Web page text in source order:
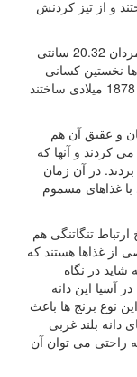
و از تیز کردنش
در ژاپن طول چاپستیک های ساخته شده برای مردان 20.32 سانتی
و ژاپنی ها نخستین کسانی
بودند که انواع قابل تفکیک این ابزار را در سال 1878 میلادی ساختند
و عقیق آن هم
کردند و آنها که
در آن زمان
غذاهای مسموم
تنگاتنگی هم
از غذاها هستند که
شاید در نگاه
آسیا این دانه
نوع برنج ها باعث
بلند غربی
راحتی می توان آن